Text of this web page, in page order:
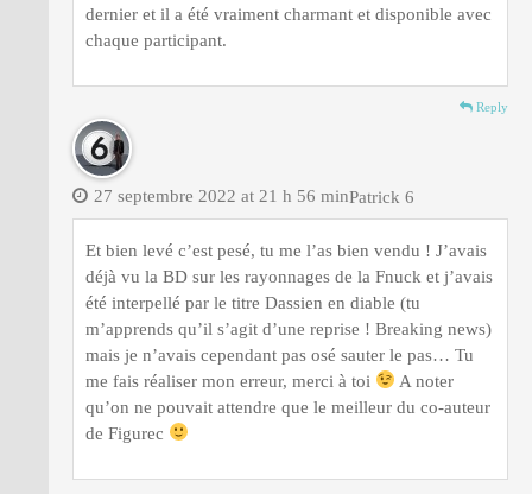
dernier et il a été vraiment charmant et disponible avec
chaque participant.
Reply
Patrick 6
27 septembre 2022 at 21 h 56 min
Et bien levé c’est pesé, tu me l’as bien vendu ! J’avais
déjà vu la BD sur les rayonnages de la Fnuck et j’avais
été interpellé par le titre Dassien en diable (tu
m’apprends qu’il s’agit d’une reprise ! Breaking news)
mais je n’avais cependant pas osé sauter le pas… Tu
me fais réaliser mon erreur, merci à toi
A noter
qu’on ne pouvait attendre que le meilleur du co-auteur
de Figurec